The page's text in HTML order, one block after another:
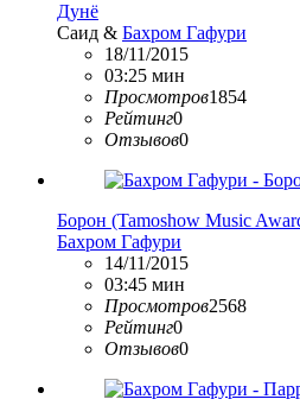
Дунё
Саид & Бахром Гафури
18/11/2015
03:25 мин
Просмотров1854
Рейтинг0
Отзывов0
Борон (Tamoshow Music
Бахром Гафури
14/11/2015
03:45 мин
Просмотров2568
Рейтинг0
Отзывов0